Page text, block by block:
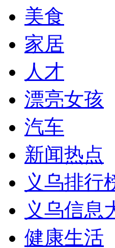
美食
家居
人才
漂亮女孩
汽车
新闻热点
义乌排行
义乌信息
健康生活